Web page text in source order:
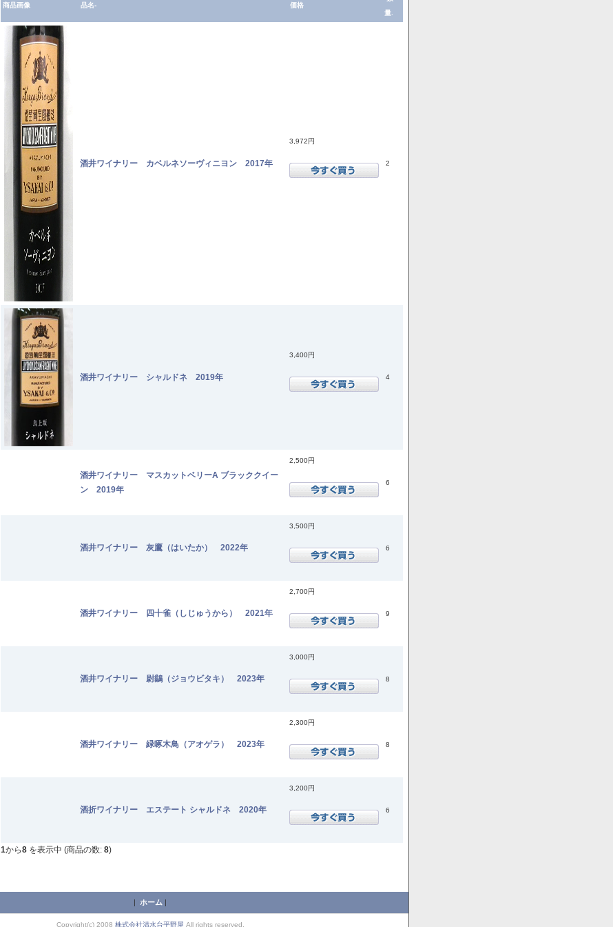
商品画像 品名- 価格
量.
酒井ワイナリー カベルネソーヴィニヨン 2017年
3,972円
2
酒井ワイナリー シャルドネ 2019年
3,400円
4
酒井ワイナリー マスカットベリーA ブラッククイー
ン 2019年
2,500円
6
酒井ワイナリー 灰鷹（はいたか） 2022年
3,500円
6
酒井ワイナリー 四十雀（しじゅうから） 2021年
2,700円
9
酒井ワイナリー 尉鶲（ジョウビタキ） 2023年
3,000円
8
酒井ワイナリー 緑啄木鳥（アオゲラ） 2023年
2,300円
8
酒折ワイナリー エステート シャルドネ 2020年
3,200円
6
1から8 を表示中 (商品の数: 8)
| ホーム |
Copyright(c) 2008 株式会社清水台平野屋 All rights reserved.